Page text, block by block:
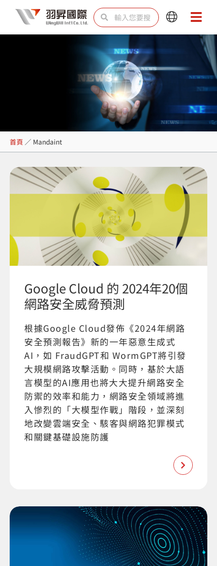
主
搜
尋 尋
Main
Menu
Main
Menu
Mandaint
首頁 ／ Mandaint
Google Cloud 的 2024年20個
網路安全威脅預測
根據Google Cloud發佈《2024年網路
安全預測報告》新的一年惡意生成式
AI，如 FraudGPT和 WormGPT將引發
大規模網路攻擊活動。同時，基於大語
言模型的AI應用也將大大提升網路安全
防禦的效率和能力，網路安全領域將進
入慘烈的「大模型作戰」階段，並深刻
地改變雲端安全、駭客與網路犯罪模式
和關鍵基礎設施防護